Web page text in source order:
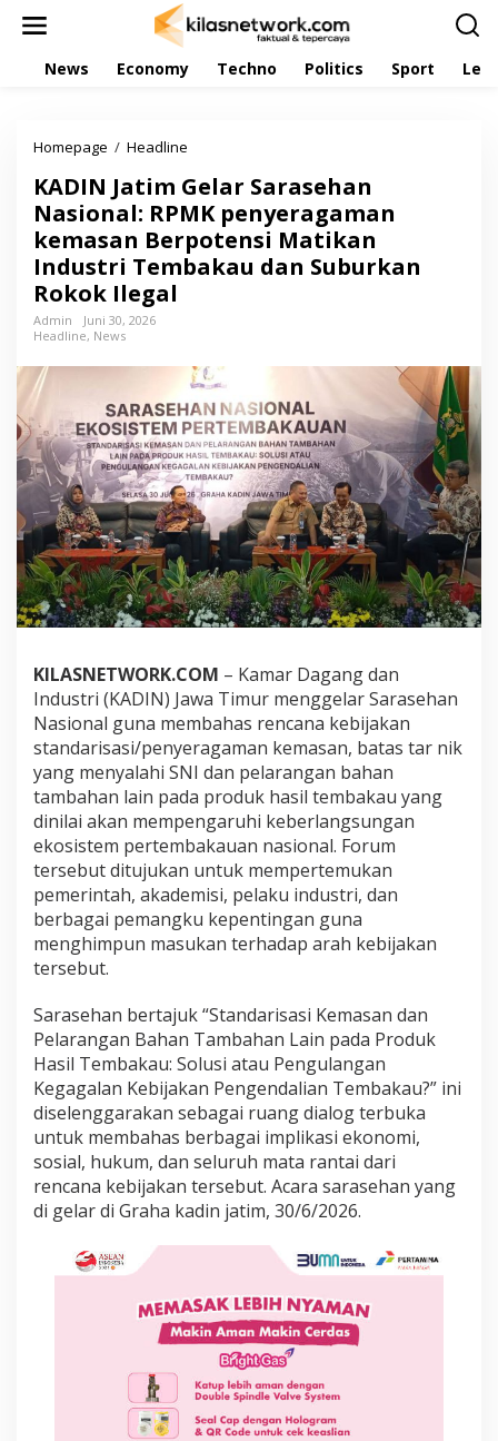
News Economy Techno Politics Sport
Homepage / Headline
D
N
J
a
e
l
a
r
S
a
r
a
s
h
a
n
N
s
o
n
a
l
R
P
M
K
p
e
n
y
a
g
m
a
n
e
m
a
s
n
r
p
o
e
s
KADIN Jatim Gelar Sarasehan
Nasional: RPMK penyeragaman
kemasan Berpotensi Matikan
Industri Tembakau dan Suburkan
Rokok Ilegal
Admin
Juni 30, 2026
Headline, News
KILASNETWORK.COM – Kamar Dagang dan
Industri (KADIN) Jawa Timur menggelar Sarasehan
Nasional guna membahas rencana kebijakan
standarisasi/penyeragaman kemasan, batas tar nik
yang menyalahi SNI dan pelarangan bahan
tambahan lain pada produk hasil tembakau yang
dinilai akan mempengaruhi keberlangsungan
ekosistem pertembakauan nasional. Forum
tersebut ditujukan untuk mempertemukan
pemerintah, akademisi, pelaku industri, dan
berbagai pemangku kepentingan guna
menghimpun masukan terhadap arah kebijakan
tersebut.
Sarasehan bertajuk “Standarisasi Kemasan dan
Pelarangan Bahan Tambahan Lain pada Produk
Hasil Tembakau: Solusi atau Pengulangan
Kegagalan Kebijakan Pengendalian Tembakau?” ini
diselenggarakan sebagai ruang dialog terbuka
untuk membahas berbagai implikasi ekonomi,
sosial, hukum, dan seluruh mata rantai dari
rencana kebijakan tersebut. Acara sarasehan yang
di gelar di Graha kadin jatim, 30/6/2026.